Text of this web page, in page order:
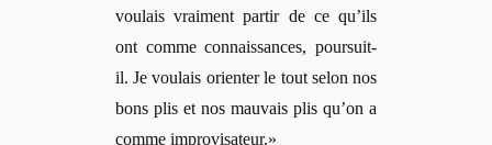
voulais vraiment partir de ce qu’ils
ont comme connaissances, poursuit-
il. Je voulais orienter le tout selon nos
bons plis et nos mauvais plis qu’on a
comme improvisateur.»